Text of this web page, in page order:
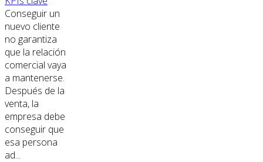
Conseguir un
nuevo cliente
no garantiza
que la relación
comercial vaya
a mantenerse.
Después de la
venta, la
empresa debe
conseguir que
esa persona
ad...